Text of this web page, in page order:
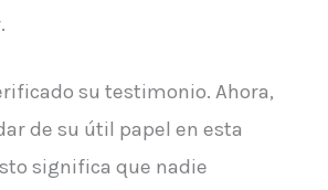
su testimonio. Ahora,
de su útil papel en esta
significa que nadie